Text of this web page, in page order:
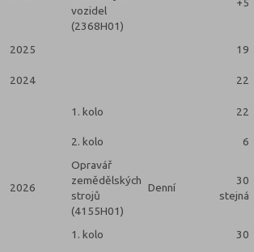
vozidel
(2368H01)
2025 19
2024 22
1. kolo
22
2. kolo 6
2026
Opravář
zemědělských
strojů
(4155H01)
Denní
30
stejná
1. kolo 30